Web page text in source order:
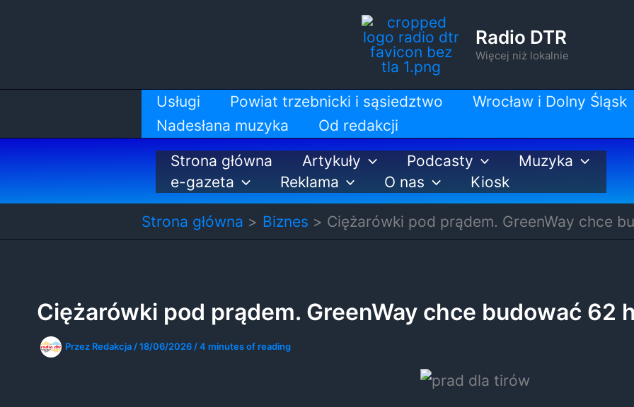
Radio DTR
Więcej niż lokalnie
Usługi Powiat trzebnicki i sąsiedztwo
Wrocław i Dolny Śląsk
Nadesłana muzyka
Od redakcji
Strona główna
Artykuły Podcasty
Muzyka
e-gazeta
Reklama O nas Kiosk
Strona główna Biznes Ciężarówki pod prądem. GreenWay chce
Ciężarówki pod prądem. GreenWay chce budować 62
Przez Redakcja /18/06/2026 /4 minutes of reading